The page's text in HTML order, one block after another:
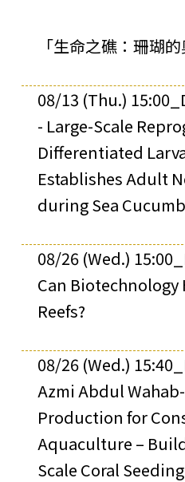
「生命之礁：珊瑚
08/13 (Thu.)
- Large-Scale
Differentiated
Establishes Adult
during Sea
08/26 (Wed.)
Can Biotechnology
Reefs?
08/26 (Wed.)
Azmi Abdul
Production for
Aquaculture –
Scale Coral